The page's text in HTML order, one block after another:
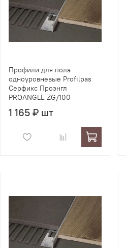
Профили для пола
одноуровневые Profilpas
Серфикс Проэнгл
PROANGLE ZG/100
1 165 ₽ шт